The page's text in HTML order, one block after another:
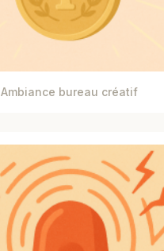
Ambiance bureau créatif